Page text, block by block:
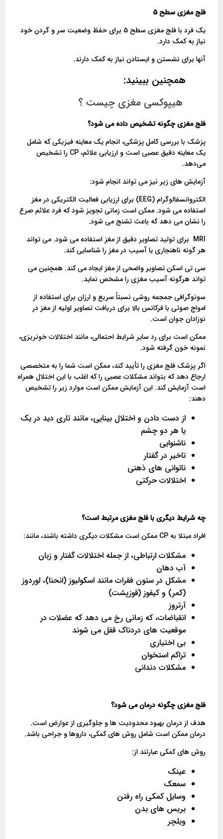
فلج مغزی سطح 5
یک فرد با فلج مغزی سطح 5 برای حفظ وضعیت سر و گردن خود
نیاز به کمک دارد.
آنها برای نشستن و ایستادن نیاز به کمک دارند.
همچنین ببینید:
هیپوکسی مغزی چیست ؟
فلج مغزی چگونه تشخیص داده می شود؟
پزشک با بررسی کامل پزشکی، انجام یک معاینه فیزیکی که شامل
یک معاینه دقیق عصبی است و ارزیابی علائم، CP را تشخیص
می‌دهد.
آزمایش های زیر نیز می تواند انجام شود:
الکتروانسفالوگرام (EEG) برای ارزیابی فعالیت الکتریکی در مغز
استفاده می شود. ممکن است زمانی تجویز شود که فرد علائم صرع
را نشان می دهد که باعث تشنج می شود.
MRI برای تولید تصاویر دقیق از مغز استفاده می شود. می تواند
هر گونه ناهنجاری یا آسیب در مغز را شناسایی کند.
سی تی اسکن تصاویر واضحی از مغز ایجاد می کند. همچنین می
تواند هرگونه آسیب مغزی را مشخص نماید.
سونوگرافی جمجمه روشی نسبتاً سریع و ارزان برای استفاده از
امواج صوتی با فرکانس بالا برای دریافت تصاویر اولیه از مغز در
نوزادان جوان است.
ممکن است برای رد سایر شرایط احتمالی، مانند اختلالات خونریزی،
نمونه خون گرفته شود.
اگر پزشک فلج مغزی را تأیید کند، ممکن است شما را به متخصصی
ارجاع دهد که بتواند مشکلات عصبی را که اغلب با این اختلال همراه
است آزمایش کند. این آزمایش ممکن است موارد زیر را تشخیص
دهند:
از دست دادن و اختلال بینایی، مانند تاری دید در یک
یا هر دو چشم
ناشنوایی
تاخیر در گفتار
ناتوانی های ذهنی
اختلالات حرکتی
چه شرایط دیگری با فلج مغزی مرتبط است؟
افراد مبتلا به CP ممکن است مشکلات دیگری داشته باشند، مانند:
مشکلات ارتباطی، از جمله اختلالات گفتار و زبان
آب دهان
مشکل در ستون فقرات مانند اسکولیوز (انحنا)، لوردوز
(کمر) و کیفوز (قوزپشت)
آرتروز
انقباضات، که زمانی رخ می دهد که عضلات در
موقعیت های دردناک قفل می شوند
بی اختیاری
تراکم استخوان
مشکلات دندانی
فلج مغزی چگونه درمان می شود؟
هدف از درمان بهبود محدودیت ها و جلوگیری از عوارض است.
درمان ممکن است شامل روش های کمکی، داروها و جراحی باشد.
روش های کمکی عبارتند از:
عینک
سمعک
وسایل کمکی راه رفتن
بریس های بدن
ویلچر